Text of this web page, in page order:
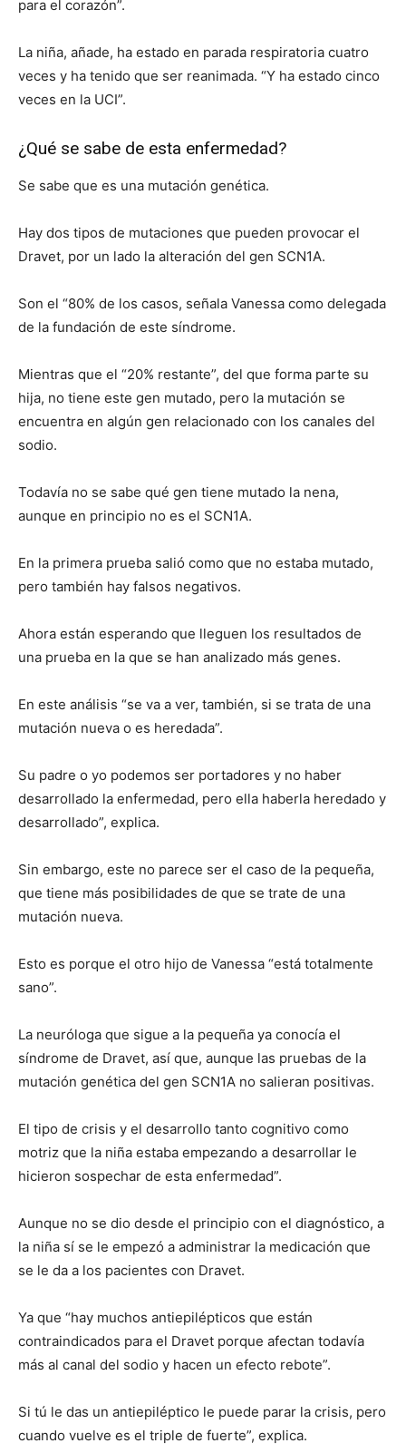
para el corazón”.
La niña, añade, ha estado en parada respiratoria cuatro
veces y ha tenido que ser reanimada. “Y ha estado cinco
veces en la UCI”.
¿Qué se sabe de esta enfermedad?
Se sabe que es una mutación genética.
Hay dos tipos de mutaciones que pueden provocar el
Dravet, por un lado la alteración del gen SCN1A.
Son el “80% de los casos, señala Vanessa como delegada
de la fundación de este síndrome.
Mientras que el “20% restante”, del que forma parte su
hija, no tiene este gen mutado, pero la mutación se
encuentra en algún gen relacionado con los canales del
sodio.
Todavía no se sabe qué gen tiene mutado la nena,
aunque en principio no es el SCN1A.
En la primera prueba salió como que no estaba mutado,
pero también hay falsos negativos.
Ahora están esperando que lleguen los resultados de
una prueba en la que se han analizado más genes.
En este análisis “se va a ver, también, si se trata de una
mutación nueva o es heredada”.
Su padre o yo podemos ser portadores y no haber
desarrollado la enfermedad, pero ella haberla heredado y
desarrollado”, explica.
Sin embargo, este no parece ser el caso de la pequeña,
que tiene más posibilidades de que se trate de una
mutación nueva.
Esto es porque el otro hijo de Vanessa “está totalmente
sano”.
La neuróloga que sigue a la pequeña ya conocía el
síndrome de Dravet, así que, aunque las pruebas de la
mutación genética del gen SCN1A no salieran positivas.
El tipo de crisis y el desarrollo tanto cognitivo como
motriz que la niña estaba empezando a desarrollar le
hicieron sospechar de esta enfermedad”.
Aunque no se dio desde el principio con el diagnóstico, a
la niña sí se le empezó a administrar la medicación que
se le da a los pacientes con Dravet.
Ya que “hay muchos antiepilépticos que están
contraindicados para el Dravet porque afectan todavía
más al canal del sodio y hacen un efecto rebote”.
Si tú le das un antiepiléptico le puede parar la crisis, pero
cuando vuelve es el triple de fuerte”, explica.